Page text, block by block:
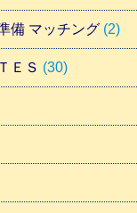
備 マッチング (2)
ＥＳ (30)